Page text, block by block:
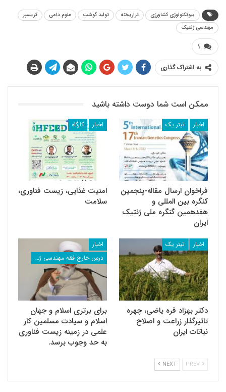
بیوتکنولوژی کشاورزی تراریخته تولید گوشت علوم دامی
کریسپر
مهندسی ژنتیک
۱
به اشتراک گذاری
ممکن است شما دوست داشته باشید
اخبار تیتر یک
فراخوان ارسال مقاله-پنجمین
کنگره بین المللی و
هفدهمین گنگره ملی ژنتیک
ایران
اخبار کارگاه
امنیت غذایی، زیست فناوری،
سلامت
اخبار تیتر یک
دکتر بهزاد قره یاضی، چهره
تاثیرگذار زراعت و اصلاح
نباتات ایران
اخبار
درس خارج فقه مهندسی ژنتیک استاد رشاد
برای برتری اسلام و جهان
اسلام و سیادت مسلمین کار
علمی در زمینه زیست فناوری
به حد وجوب برسد.
NEXT